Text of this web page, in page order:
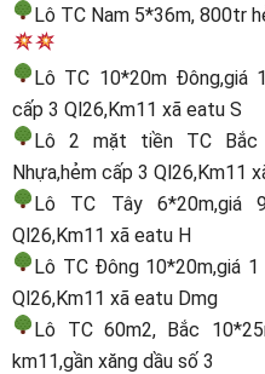
Lô TC Nam 5*36m, 800tr
Lô TC 10*20m Đông,giá
cấp 3 Ql26,Km11 xã eatu S
Lô 2 mặt tiền TC Bắc
Nhựa,hẻm cấp 3 Ql26,Km11
Lô TC Tây 6*20m,giá
Ql26,Km11 xã eatu H
Lô TC Đông 10*20m,giá
Ql26,Km11 xã eatu Dmg
Lô TC 60m2, Bắc
km11,gần xăng dầu số 3